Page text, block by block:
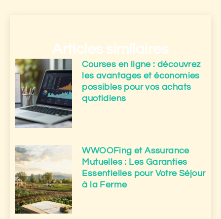
Articles similaires
Courses en ligne : découvrez
les avantages et économies
possibles pour vos achats
quotidiens
WWOOFing et Assurance
Mutuelles : Les Garanties
Essentielles pour Votre Séjour
à la Ferme